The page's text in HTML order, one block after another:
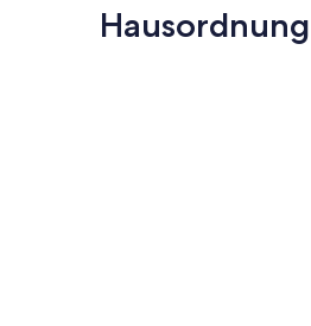
Bewertungen)
Hausordnung